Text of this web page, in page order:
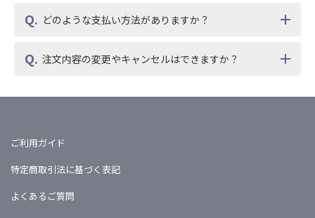
どのような支払い方法がありますか？
注文内容の変更やキャンセルはできますか？
ご利用ガイド
特定商取引法に基づく表記
よくあるご質問